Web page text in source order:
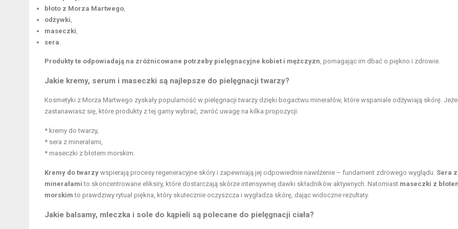
błoto z Morza Martwego,
odżywki,
maseczki,
sera.
Produkty te odpowiadają na zróżnicowane potrzeby pielęgnacyjne kobiet i mężczyzn, pomagając im dbać o piękno i zdrowie.
Jakie kremy, serum i maseczki są najlepsze do pielęgnacji twarzy?
Kosmetyki z Morza Martwego zyskały popularność w pielęgnacji twarzy dzięki bogactwu minerałów, które wspaniale odżywiają skórę.
zastanawiasz się, które produkty z tej gamy wybrać, zwróć uwagę na kilka propozycji:
* kremy do twarzy,
* sera z minerałami,
* maseczki z błotem morskim.
Kremy do twarzy wspierają procesy regeneracyjne skóry i zapewniają jej odpowiednie nawilżenie – fundament zdrowego wyglądu. Sera z
minerałami to skoncentrowane eliksiry, które dostarczają skórze intensywnej dawki składników aktywnych. Natomiast maseczki z
morskim to prawdziwy rytuał piękna, który skutecznie oczyszcza i wygładza skórę, dając widoczne rezultaty.
Jakie balsamy, mleczka i sole do kąpieli są polecane do pielęgnacji ciała?